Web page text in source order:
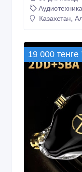
Аудиотехника
Казахстан,
19 000 тенге